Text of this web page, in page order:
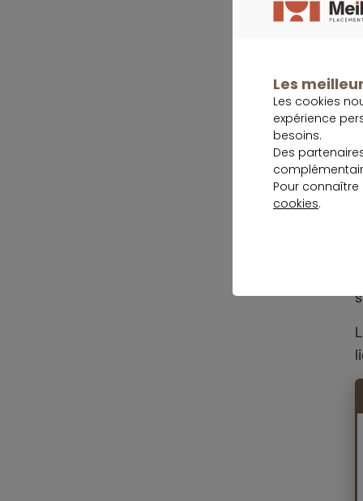
Les
Les cookies
expérience
besoins.
Des
Pour
cookies.